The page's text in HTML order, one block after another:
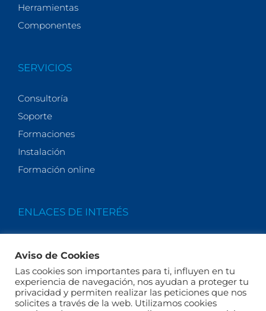
Herramientas
Componentes
SERVICIOS
Consultoría
Soporte
Formaciones
Instalación
Formación online
ENLACES DE INTERÉS
Actualidad
Legales
Términos y condiciones
Aviso de Cookies
Las cookies son importantes para ti, influyen en tu
experiencia de navegación, nos ayudan a proteger tu
privacidad y permiten realizar las peticiones que nos
solicites a través de la web. Utilizamos cookies